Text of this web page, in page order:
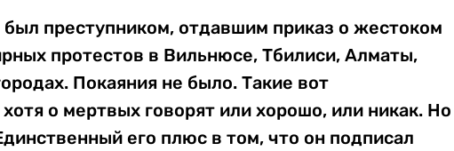
преступником, отдавшим приказ о жестоком
протестов в Вильнюсе, Тбилиси, Алматы,
Покаяния не было. Такие вот
о мертвых говорят или хорошо, или никак. Но
его плюс в том, что он подписал